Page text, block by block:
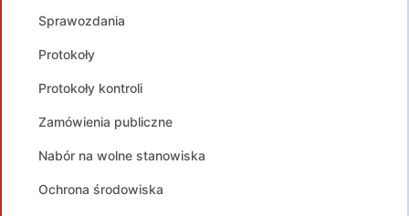
Sprawozdania
Protokoły
Protokoły kontroli
Zamówienia publiczne
Nabór na wolne stanowiska
Ochrona środowiska